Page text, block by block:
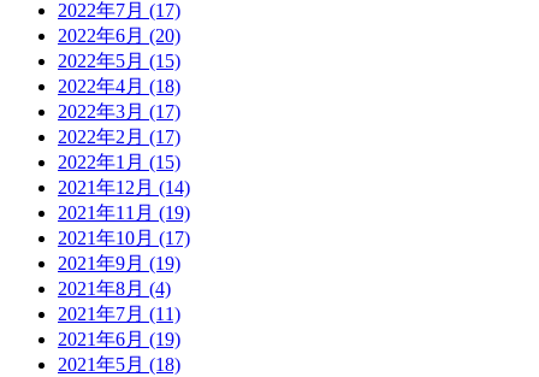
2022年7月 (17)
2022年6月 (20)
2022年5月 (15)
2022年4月 (18)
2022年3月 (17)
2022年2月 (17)
2022年1月 (15)
2021年12月 (14)
2021年11月 (19)
2021年10月 (17)
2021年9月 (19)
2021年8月 (4)
2021年7月 (11)
2021年6月 (19)
2021年5月 (18)